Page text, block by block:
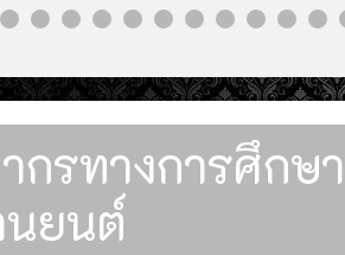
กรทางการศึก
นยนต์